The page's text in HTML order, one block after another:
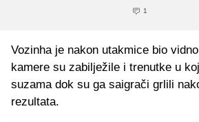
1
Vozinha je nakon utakmice bio
kamere su zabilježile i trenutke u
suzama dok su ga saigrači grlili
rezultata.